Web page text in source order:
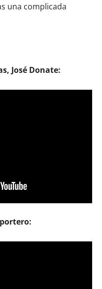
una complicada
José Donate: